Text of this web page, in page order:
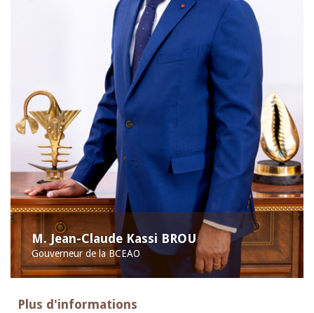
M. Jean-Claude Kassi BROU
Gouverneur de la BCEAO
Plus d'informations